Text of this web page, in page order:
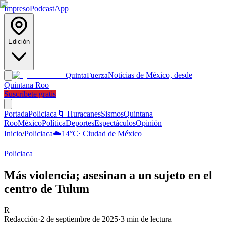
ImpresoPodcastApp
Edición
QuintaFuerzaNoticias de México, desde
Quintana Roo
Suscríbete gratis
PortadaPoliciaca 🌀 HuracanesSismosQuintana
RooMéxicoPolíticaDeportesEspectáculosOpinión
Inicio/Policiaca☁️14°C· Ciudad de México
Policiaca
Más violencia; asesinan a un sujeto en el
centro de Tulum
R
Redacción·2 de septiembre de 2025·3 min de lectura